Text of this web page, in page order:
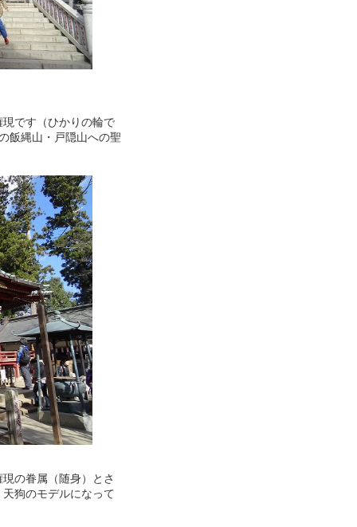
です（ひかりの輪で
飯縄山・戸隠山への聖
の眷属（随身）とさ
狗のモデルになって